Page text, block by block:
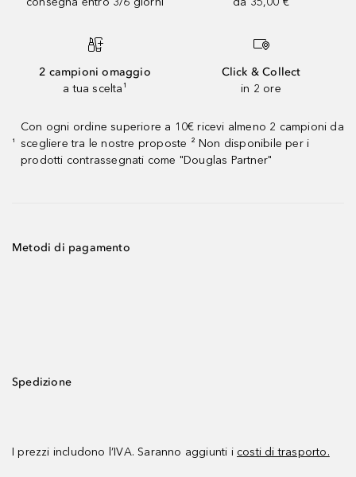
2 campioni omaggio
a tua scelta¹
Click & Collect
in 2 ore
¹
Con ogni ordine superiore a 10€ ricevi almeno 2 campioni da
scegliere tra le nostre proposte ² Non disponibile per i
prodotti contrassegnati come "Douglas Partner"
Metodi di pagamento
Spedizione
I prezzi includono l’IVA. Saranno aggiunti i costi di trasporto.